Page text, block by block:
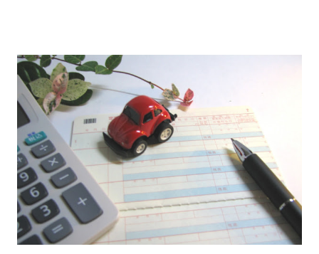
H28年！ 5 フレアワゴン マツダ 白 上位モデルの カスタムス
タイル！背高スライドドア！ 6 デイズルークス ニッサン 黒
NEW‼ 背高両側電動スライド！２年車検付！ 7 デイズ ニッ
サン 銀 走行６万キロ！ 8 ピクシスエポック トヨタ 白 走行
５万キロ！車検もたっぷり！商用にも私用にも！ 9 クリッパー
ニッサン 銀 NEW‼ 軽商用バン！お仕事の車お探しの方 10 デ
イズ ニッサン 黒 H29、ナビ、TV、ドライブレコーダー！ 11
フリード ホンダ 銀 希少な8人乗り！両側スライドドア！ 12 N-
BOX スズキ 薄青 車椅子仕様で後席付き！通常車両としてもス
ライドドアが便利！ 13 N-BOX スズキ 茶 NEW‼ 2年車検付